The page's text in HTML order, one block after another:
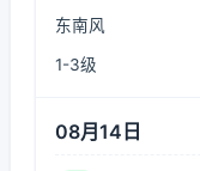
东南风
1-3级
08月14日